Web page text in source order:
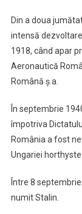
Din a doua
intensă
1918, când apar
Aeronautică
Română ș.a.
În septembrie
împotriva
România a fost
Ungariei horthyste.
Între 8
numit Stalin.